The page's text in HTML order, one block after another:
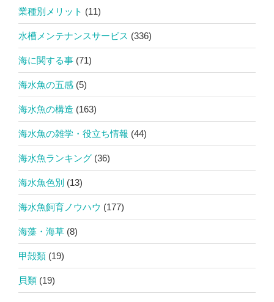
業種別メリット (11)
水槽メンテナンスサービス (336)
海に関する事 (71)
海水魚の五感 (5)
海水魚の構造 (163)
海水魚の雑学・役立ち情報 (44)
海水魚ランキング (36)
海水魚色別 (13)
海水魚飼育ノウハウ (177)
海藻・海草 (8)
甲殻類 (19)
貝類 (19)